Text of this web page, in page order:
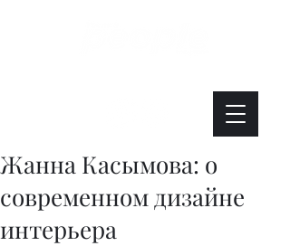
Жанна Касымова: о
современном дизайне
интерьера